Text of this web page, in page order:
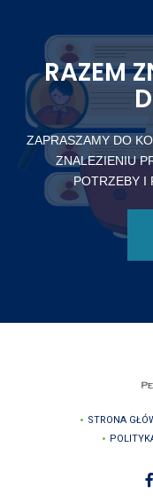
RAZEM
ZAPRASZAMY DO
ZNALEZIENIU
POTRZEBY I
STRONA